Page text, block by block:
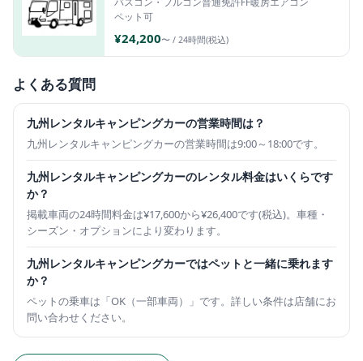
ペット可
¥24,200〜 / 24時間(税込)
よくある質問
九州レンタルキャンピングカーの営業時間は？
九州レンタルキャンピングカーの営業時間は9:00～18:00です。
九州レンタルキャンピングカーのレンタル料金はいくらです
か？
掲載車両の24時間料金は¥17,600から¥26,400です(税込)。車種・
シーズン・オプションにより変わります。
九州レンタルキャンピングカーではペットと一緒に乗れます
か？
ペットの乗車は「OK（一部車両）」です。詳しい条件は店舗にお
問い合わせください。